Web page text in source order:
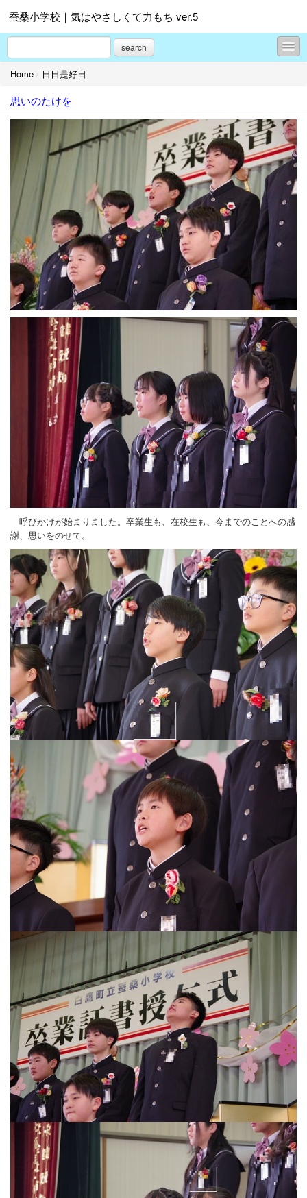
蚕桑小学校｜気はやさしくて力もち ver.5
search
日日是好日
プロフィール
お問合せ
Home / 日日是好日
思いのたけを
呼びかけが始まりました。卒業生も、在校生も、今までのことへの感
謝、思いをのせて。